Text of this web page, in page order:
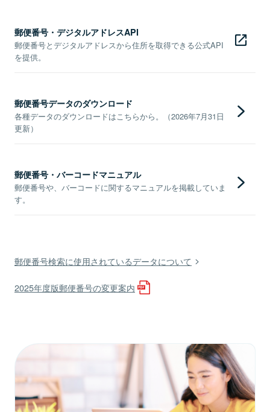
郵便番号・デジタルアドレスAPI
郵便番号とデジタルアドレスから住所を取得できる公式API
を提供。
郵便番号データのダウンロード
各種データのダウンロードはこちらから。（2026年7月31日
更新）
郵便番号・バーコードマニュアル
郵便番号や、バーコードに関するマニュアルを掲載していま
す。
郵便番号検索に使用されているデータについて
2025年度版郵便番号の変更案内